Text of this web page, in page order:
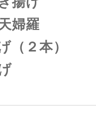
婦羅
２本）
げ ５